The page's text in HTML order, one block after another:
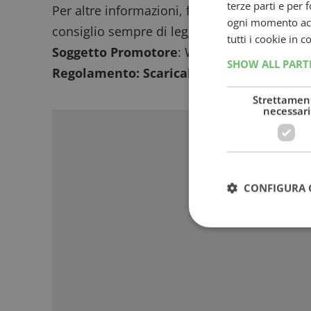
Per altre informazioni, fai riferimento al
consiglio sempre di leggere prima di
Soggetto Promotore: WITOR’S SpA
Regolamento: Scaricabile qui.
terze parti e per
ogni momento
tutti i cookie in
SHOW ALL
necessari
CONFIGURA